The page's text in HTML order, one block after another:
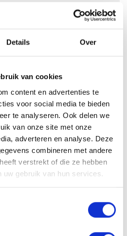
Details Over
van cookies
content en advertenties te
voor social media te bieden
te analyseren. Ook delen we
van onze site met onze
adverteren en analyse. Deze
combineren met andere
verstrekt of die ze hebben
uw gebruik van hun services.
KOMO® keurmerk
expertise in EPDM-verwerking
dealers in NL
KOPEN
BODEMLIJM AFMETING 3,05 X